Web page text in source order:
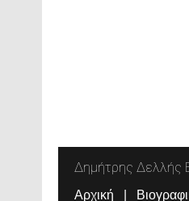
Δημήτρης Δελλής
Αρχική